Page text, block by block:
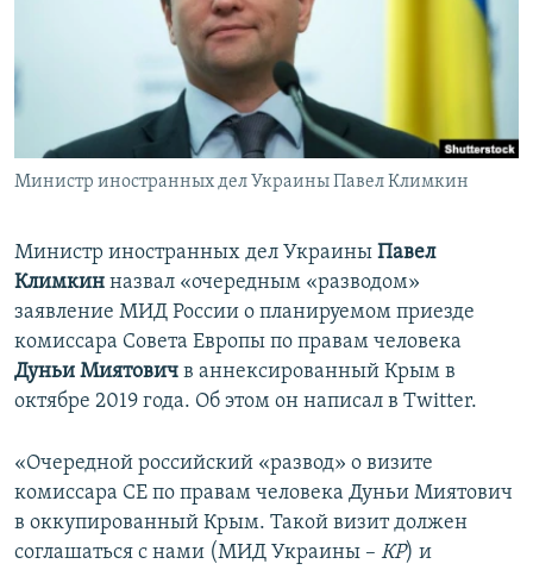
ПОБЕДИТЕЛЕЙ НЕ СУДЯТ?
КРЫМ.НЕПОКОРЕННЫЙ
УКРАИНСКАЯ ПРОБЛЕМА КРЫМА
ПРИСОЕДИНЯЙТЕСЬ!
Все сайты RFE/RL
Министр иностранных дел Украины Павел Климкин
Министр иностранных дел Украины Павел
Климкин назвал «очередным «разводом»
заявление МИД России о планируемом приезде
комиссара Совета Европы по правам человека
Дуньи Миятович в аннексированный Крым в
октябре 2019 года. Об этом он написал в Twitter.
«Очередной российский «развод» о визите
комиссара СЕ по правам человека Дуньи Миятович
в оккупированный Крым. Такой визит должен
соглашаться с нами (МИД Украины – КР) и